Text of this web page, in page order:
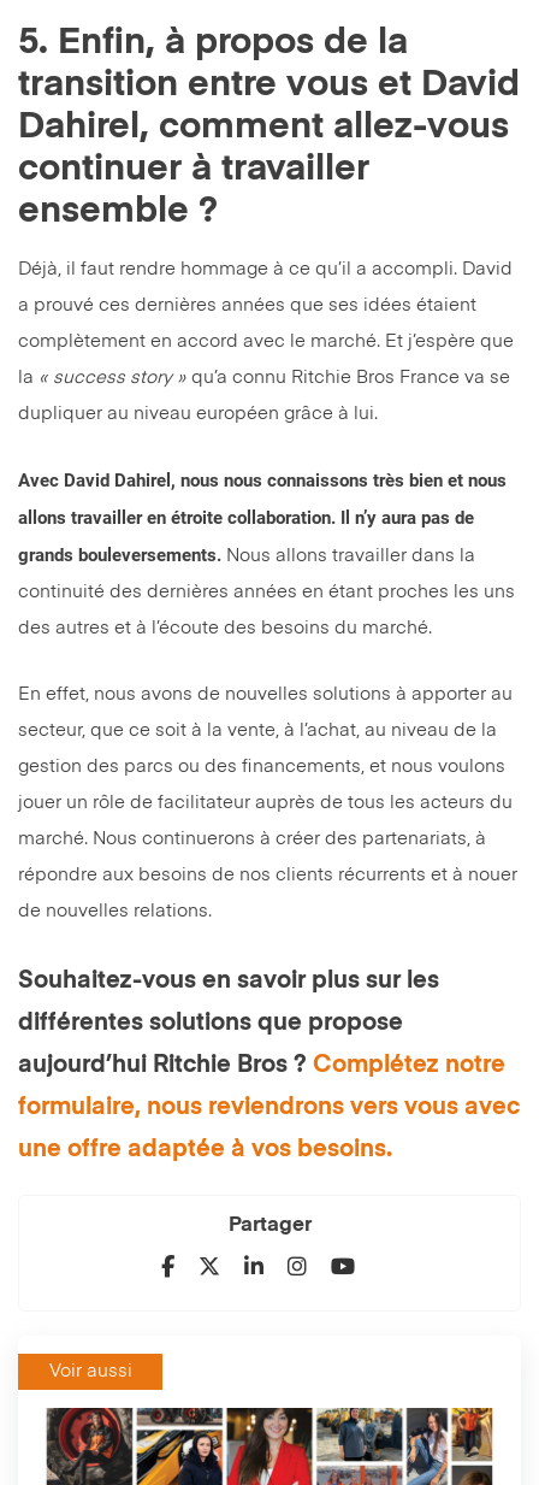
5. Enfin, à propos de la
transition entre vous et David
Dahirel, comment allez-vous
continuer à travailler
ensemble ?
Déjà, il faut rendre hommage à ce qu’il a accompli. David
a prouvé ces dernières années que ses idées étaient
complètement en accord avec le marché. Et j’espère que
la « success story » qu’a connu Ritchie Bros France va se
dupliquer au niveau européen grâce à lui.
Avec David Dahirel, nous nous connaissons très bien et nous
allons travailler en étroite collaboration. Il n’y aura pas de
grands bouleversements. Nous allons travailler dans la
continuité des dernières années en étant proches les uns
des autres et à l’écoute des besoins du marché.
En effet, nous avons de nouvelles solutions à apporter au
secteur, que ce soit à la vente, à l’achat, au niveau de la
gestion des parcs ou des financements, et nous voulons
jouer un rôle de facilitateur auprès de tous les acteurs du
marché. Nous continuerons à créer des partenariats, à
répondre aux besoins de nos clients récurrents et à nouer
de nouvelles relations.
Souhaitez-vous en savoir plus sur les
différentes solutions que propose
aujourd’hui Ritchie Bros ? Complétez notre
formulaire, nous reviendrons vers vous avec
une offre adaptée à vos besoins.
Partager
Voir aussi